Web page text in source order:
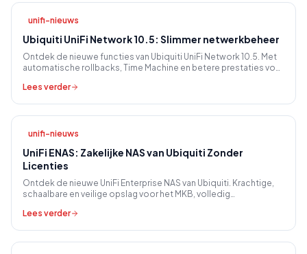
unifi-nieuws
Ubiquiti UniFi Network 10.5: Slimmer netwerkbeheer
Ontdek de nieuwe functies van Ubiquiti UniFi Network 10.5. Met
automatische rollbacks, Time Machine en betere prestaties voor
Lees verder
unifi-nieuws
UniFi ENAS: Zakelijke NAS van Ubiquiti Zonder
Licenties
Ontdek de nieuwe UniFi Enterprise NAS van Ubiquiti. Krachtige,
schaalbare en veilige opslag voor het MKB, volledig
Lees verder